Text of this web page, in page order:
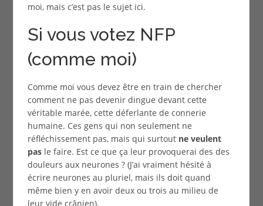
moi, mais c’est pas le sujet ici.
Si vous votez NFP
(comme moi)
Comme moi vous devez être en train de chercher
comment ne pas devenir dingue devant cette
véritable marée, cette déferlante de connerie
humaine. Ces gens qui non seulement ne
réfléchissement pas, mais qui surtout ne veulent
pasle faire. Est ce que ça leur provoquerai des des
douleurs aux neurones ? (J’ai vraiment hésité à
écrire neurones au pluriel, mais ils doit quand
même bien y en avoir deux ou trois au milieu de
leur vide crânien).